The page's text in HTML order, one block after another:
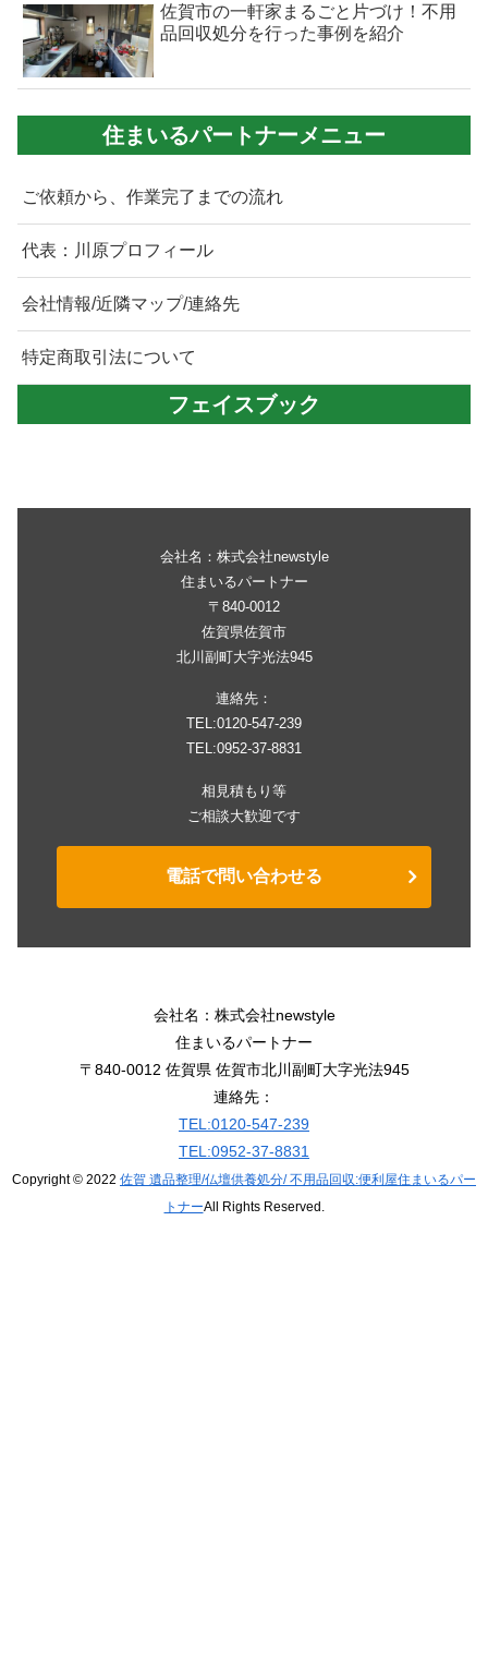
佐賀市の一軒家まるごと片づけ！不用
品回収処分を行った事例を紹介
住まいるパートナーメニュー
ご依頼から、作業完了までの流れ
代表：川原プロフィール
会社情報/近隣マップ/連絡先
特定商取引法について
フェイスブック
会社名：株式会社newstyle
住まいるパートナー
〒840-0012
佐賀県佐賀市
北川副町大字光法945
連絡先：
TEL:0120-547-239
TEL:0952-37-8831
相見積もり等
ご相談大歓迎です
電話で問い合わせる
会社名：株式会社newstyle
住まいるパートナー
〒840-0012 佐賀県 佐賀市北川副町大字光法945
連絡先：
TEL:0120-547-239
TEL:0952-37-8831
Copyright © 2022 佐賀 遺品整理/仏壇供養処分/ 不用品回収:便利屋住まいるパー
トナーAll Rights Reserved.